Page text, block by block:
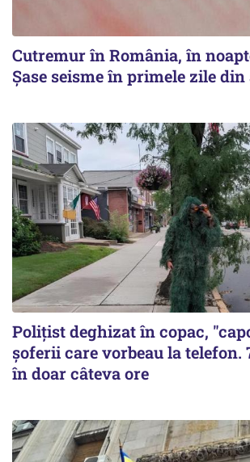
Cutremur în România, în
Șase seisme în primele zile
Polițist deghizat în copac,
șoferii care vorbeau la telefon.
în doar câteva ore